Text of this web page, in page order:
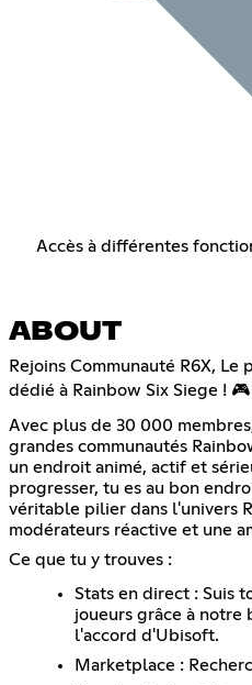
Accès à différentes
ABOUT
Rejoins Communauté R6X,
dédié à Rainbow Six Siege ! 🎮
Avec plus de 30 000
grandes communautés
un endroit animé, actif et
progresser, tu es au bon
véritable pilier dans l'univers
modérateurs réactive et une
Ce que tu y trouves :
Stats en direct : Suis
joueurs grâce à notre
l'accord d'Ubisoft.
Marketplace :